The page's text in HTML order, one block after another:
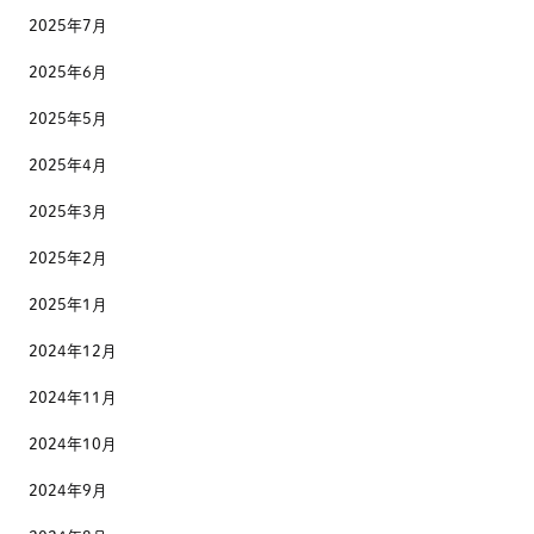
2025年7月
2025年6月
2025年5月
2025年4月
2025年3月
2025年2月
2025年1月
2024年12月
2024年11月
2024年10月
2024年9月